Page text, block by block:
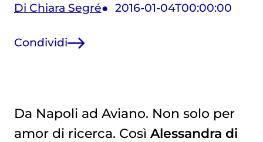
Di Chiara Segré 2016-01-04T00:00:00
Condividi
Da Napoli ad Aviano. Non solo per
amor di ricerca. Così Alessandra di